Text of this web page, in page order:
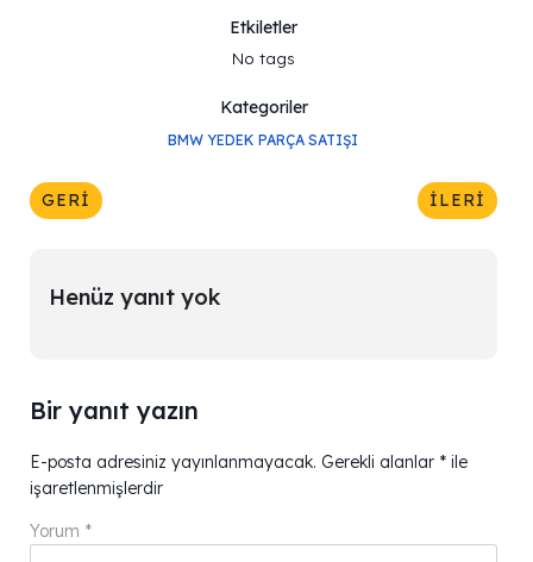
Etkiletler
No tags
Kategoriler
BMW YEDEK PARÇA SATIŞI
GERI İLERI
Henüz yanıt yok
Bir yanıt yazın
E-posta adresiniz yayınlanmayacak. Gerekli alanlar * ile
işaretlenmişlerdir
Yorum *